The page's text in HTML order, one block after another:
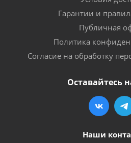
Гарантии и
Публичная
Политика
Согласие на обработку
Оставайтесь
Наши